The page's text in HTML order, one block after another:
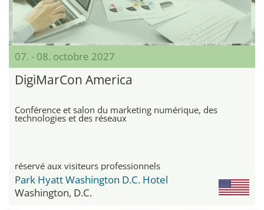
07. - 08. octobre 2027
DigiMarCon America
Conférence et salon du marketing numérique, des
technologies et des réseaux
réservé aux visiteurs professionnels
Park Hyatt Washington D.C. Hotel
Washington, D.C.